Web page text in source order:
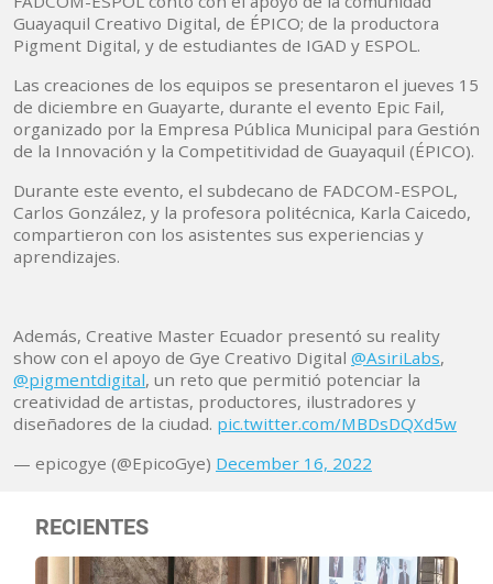
Guayaquil Creativo Digital, de ÉPICO; de la productora
Pigment Digital, y de estudiantes de IGAD y ESPOL.
Las creaciones de los equipos se presentaron el jueves 15
de diciembre en Guayarte, durante el evento Epic Fail,
organizado por la Empresa Pública Municipal para Gestión
de la Innovación y la Competitividad de Guayaquil (ÉPICO).
Durante este evento, el subdecano de FADCOM-ESPOL,
Carlos González, y la profesora politécnica, Karla Caicedo,
compartieron con los asistentes sus experiencias y
aprendizajes.
Además, Creative Master Ecuador presentó su reality
show con el apoyo de Gye Creativo Digital @AsiriLabs,
@pigmentdigital, un reto que permitió potenciar la
creatividad de artistas, productores, ilustradores y
diseñadores de la ciudad. pic.twitter.com/MBDsDQXd5w
— epicogye (@EpicoGye) December 16, 2022
RECIENTES